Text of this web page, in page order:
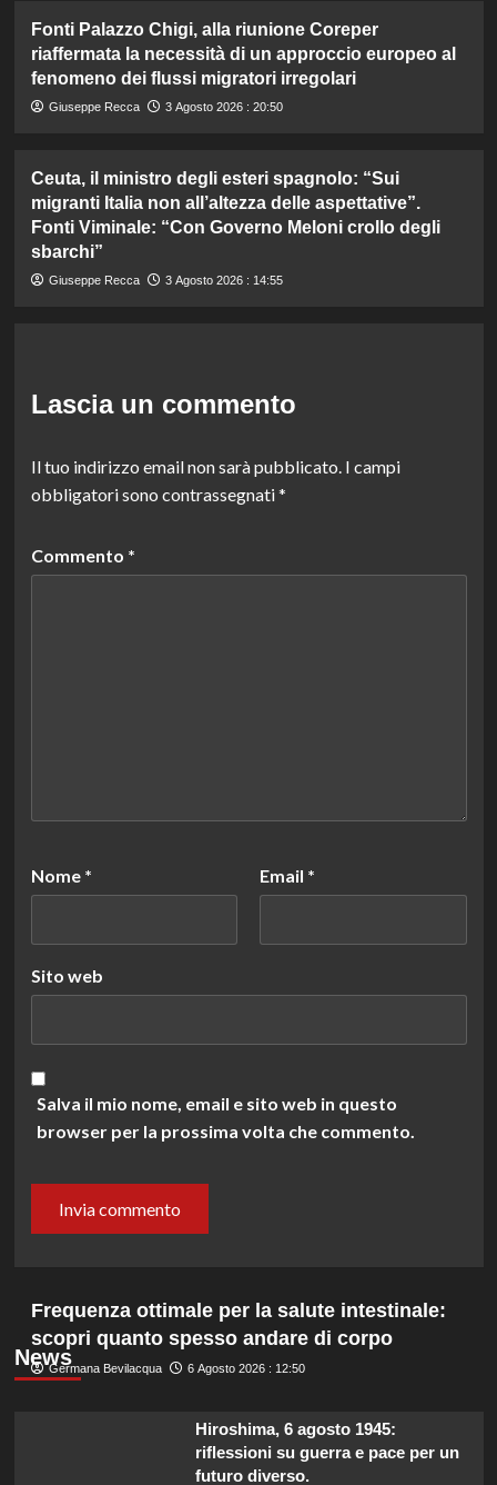
Fonti Palazzo Chigi, alla riunione Coreper
riaffermata la necessità di un approccio europeo al
fenomeno dei flussi migratori irregolari
Giuseppe Recca 3 Agosto 2026 : 20:50
Ceuta, il ministro degli esteri spagnolo: “Sui
migranti Italia non all’altezza delle aspettative”.
Fonti Viminale: “Con Governo Meloni crollo degli
sbarchi”
Giuseppe Recca 3 Agosto 2026 : 14:55
Lascia un commento
Il tuo indirizzo email non sarà pubblicato. I campi
obbligatori sono contrassegnati*
Commento *
Nome * Email *
Sito web
Salva il mio nome, email e sito web in questo
browser per la prossima volta che commento.
News
Frequenza ottimale per la salute intestinale:
scopri quanto spesso andare di corpo
Germana Bevilacqua 6 Agosto 2026 : 12:50
Hiroshima, 6 agosto 1945:
riflessioni su guerra e pace per un
futuro diverso.